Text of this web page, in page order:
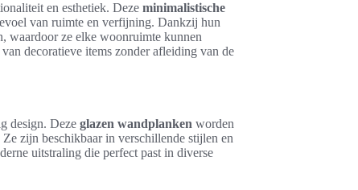
en esthetiek. Deze minimalistische
van ruimte en verfijning. Dankzij hun
waardoor ze elke woonruimte kunnen
decoratieve items zonder afleiding van de
design. Deze glazen wandplanken worden
zijn beschikbaar in verschillende stijlen en
uitstraling die perfect past in diverse